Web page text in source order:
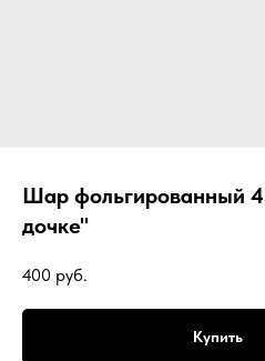
Шар фольгированный
дочке"
400 руб.
Купить